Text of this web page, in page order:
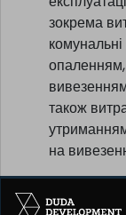
зокрема
також
на